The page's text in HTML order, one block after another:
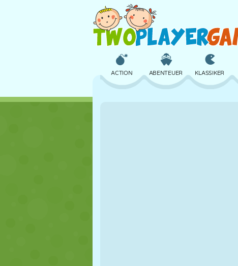
ACTION ABENTEUER KLASSIKER